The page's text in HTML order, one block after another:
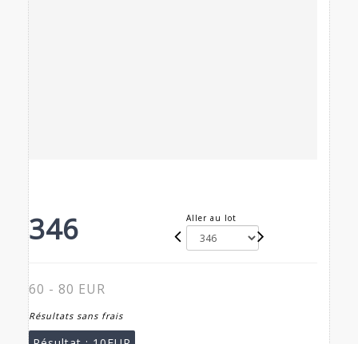
346 Aller au lot
60 - 80 EUR
Résultats sans frais